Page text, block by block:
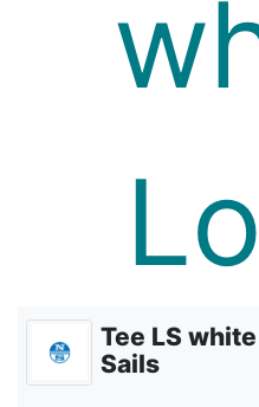
Tee LS
Sails